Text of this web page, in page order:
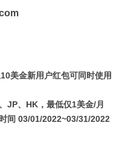
美金新用户红包可同时使用
、HK，最低仅1美金/月
间 03/01/2022~03/31/2022